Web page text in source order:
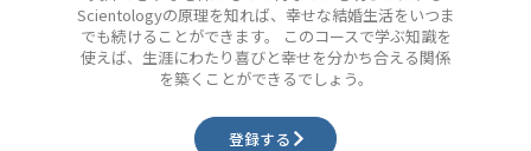
Scientologyの原理を知れば、幸せな結婚生活をいつま
でも続けることができます。 このコースで学ぶ知識を
使えば、生涯にわたり喜びと幸せを分かち合える関係
を築くことができるでしょう。
登録する